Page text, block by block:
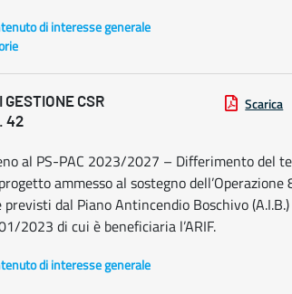
di interesse generale
GESTIONE CSR
42
Scarica
al PS-PAC 2023/2027 – Differimento del
ammesso al sostegno dell’Operazione
dal Piano Antincendio Boschivo
2023 di cui è beneficiaria l’ARIF.
di interesse generale